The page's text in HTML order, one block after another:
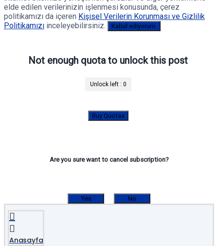
elde edilen verilerinizin işlenmesi konusunda, çerez
politikamızı da içeren Kişisel Verilerin Korunması ve Gizlilik
Politikamızı inceleyebilirsiniz. Kabul ediyorum.
Not enough quota to unlock this post
Unlock left : 0
Buy Quotas
Are you sure want to cancel subscription?
Yes No
Anasayfa